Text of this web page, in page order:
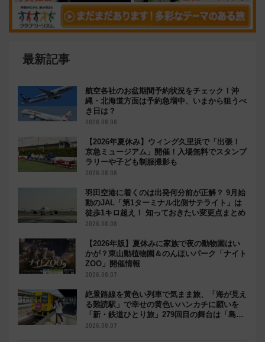
最新記事
航空各社のお盆期間予約状況をチェック！沖
縄・北海道方面は予約急増中、いまから狙うべ
き日は？
2026.08.08
【2026年夏休み】ウィング久里浜で「出張！
京急ミュージアム」開催！入場無料でスタンプ
ラリーや子ども制服撮影も
2026.08.08
羽田空港に着くのは出発何分前が正解？ 9月始
動のJAL「第1ターミナル北側サテライト」は
徒歩1キロ超え！ 知っておきたい変更点まとめ
2026.08.08
【2026年版】夏休みに家族で夜の動物園はい
かが？東山動植物園＆のんほいパーク「ナイト
ZOO」開催情報
2026.08.07
絶景路線を黄色い列車で気まま旅、「海が見え
る難読駅」で幸せの黄色いハンカチに願いを
「新・鉄道ひとり旅」279回目の舞台は「島原
鉄道」
2026.08.07